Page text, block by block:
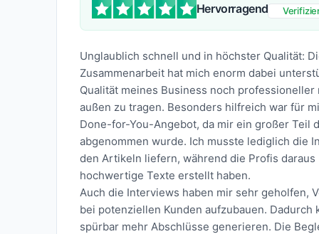
Hervorragend
Unglaublich schnell und in höchster Qualität:
Zusammenarbeit hat mich enorm dabei
Qualität meines Business noch professioneller
außen zu tragen. Besonders hilfreich war für
Done-for-You-Angebot, da mir ein großer Teil
abgenommen wurde. Ich musste lediglich die
den Artikeln liefern, während die Profis daraus
hochwertige Texte erstellt haben.
Auch die Interviews haben mir sehr geholfen,
bei potenziellen Kunden aufzubauen. Dadurch
spürbar mehr Abschlüsse generieren. Die